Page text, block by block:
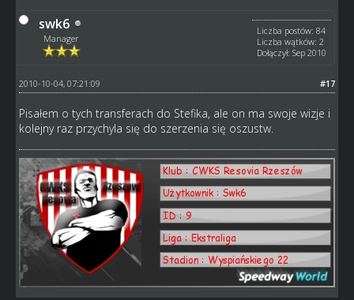
swk6
Manager
Liczba postów: 84
Liczba wątków: 2
Dołączył: Sep 2010
#17
2010-10-04, 07:21:09
Pisałem o tych transferach do Stefika, ale on ma swoje wizje i
kolejny raz przychyla się do szerzenia się oszustw.